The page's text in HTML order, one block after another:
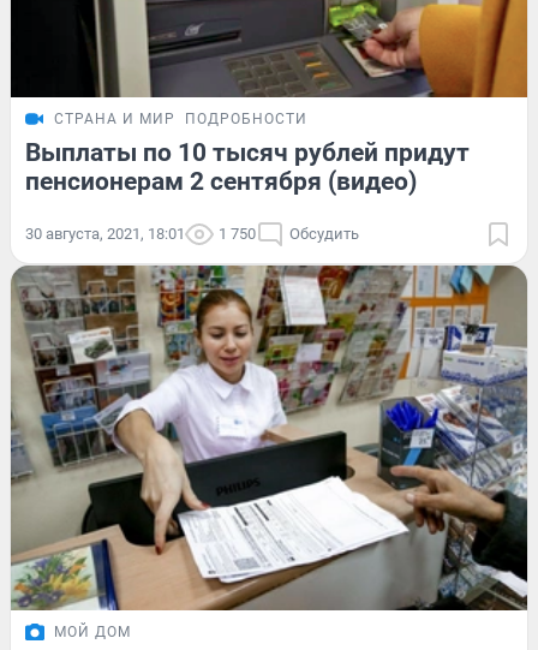
СТРАНА И МИР ПОДРОБНОСТИ
Выплаты по 10 тысяч рублей придут
пенсионерам 2 сентября (видео)
30 августа, 2021, 18:01 1 750 Обсудить
МОЙ ДОМ